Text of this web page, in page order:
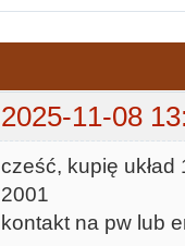
2025-11-08
cześć, kupię
2001
kontakt na pw lub